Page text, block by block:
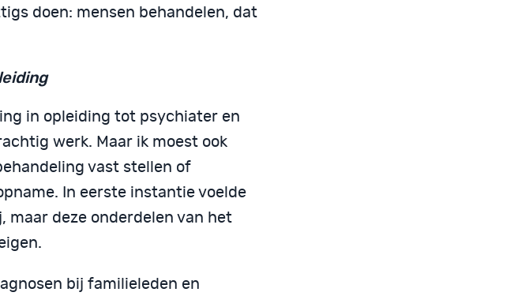
doen: mensen behandelen, dat
in opleiding tot psychiater en
werk. Maar ik moest ook
vast stellen of
In eerste instantie voelde
maar deze onderdelen van het
bij familieleden en